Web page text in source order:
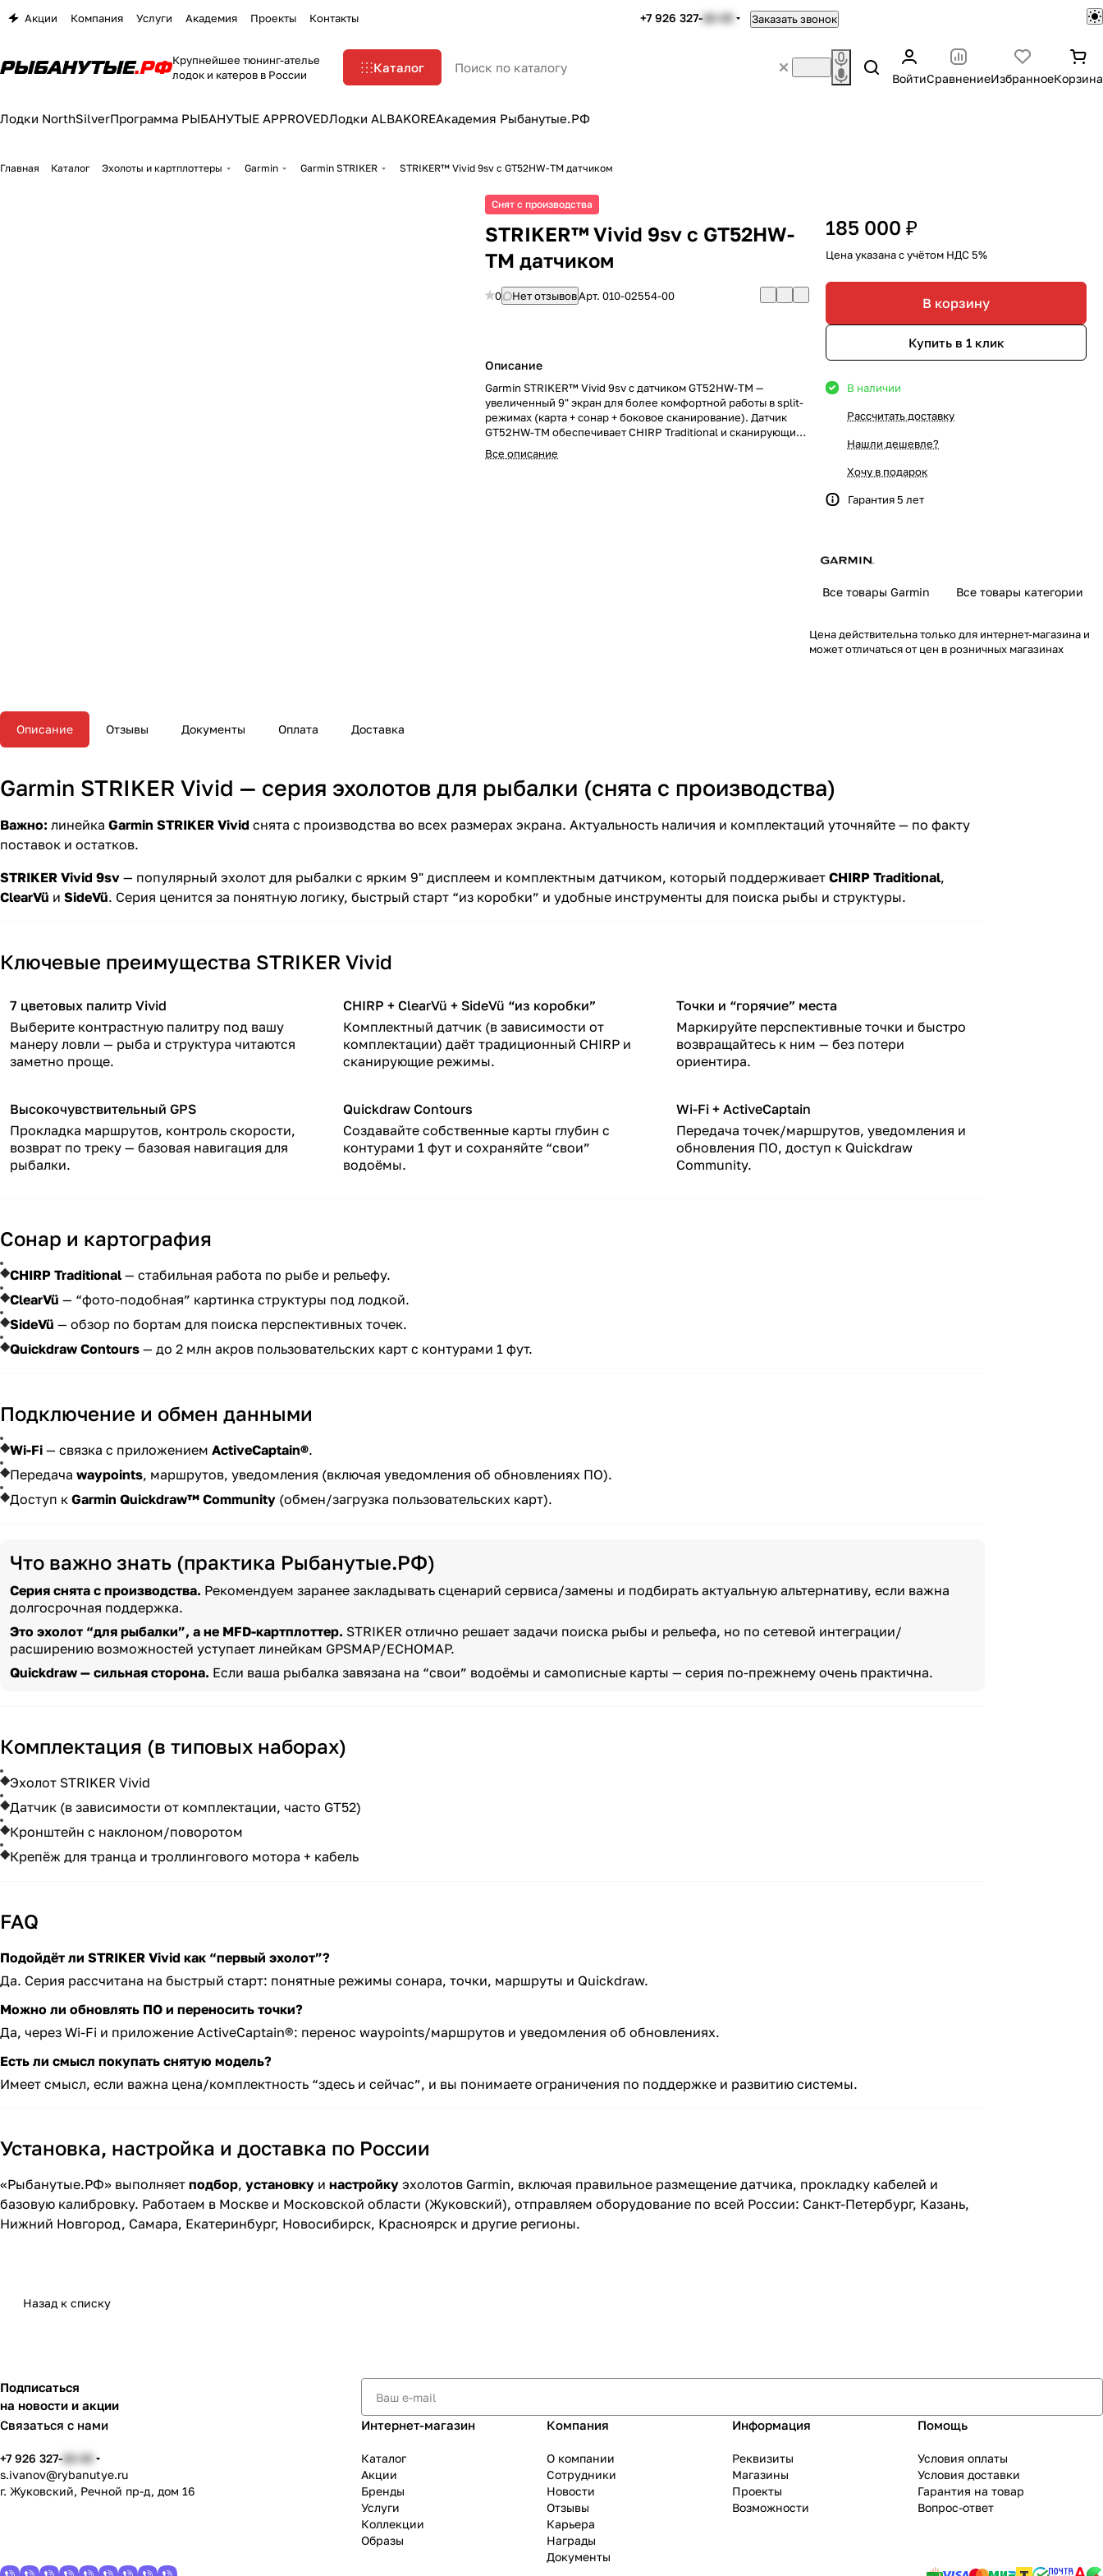
Акции Компания Услуги Академия Проекты Контакты +7 926 327-22-33 Заказать звонок
Крупнейшее тюнинг-ателье
лодок и катеров в России
Каталог
ВойтиСравнениеИзбранноеКорзина
Лодки NorthSilverПрограмма РЫБАНУТЫЕ APPROVEDЛодки ALBAKOREАкадемия Рыбанутые.РФ
Главная Каталог Эхолоты и картплоттеры Garmin Garmin STRIKER STRIKER™ Vivid 9sv c GT52HW-TM датчиком
Снят с производства
STRIKER™ Vivid 9sv c GT52HW-
TM датчиком
0 Нет отзывовАрт.010-02554-00
Описание
Garmin STRIKER™ Vivid 9sv с датчиком GT52HW-TM —
увеличенный 9" экран для более комфортной работы в split-
режимах (карта + сонар + боковое сканирование). Датчик
GT52HW-TM обеспечивает CHIRP Traditional и сканирующие
режимы ClearVü/SideVü, а встроенный GPS и Quickdraw
Contours позволяют создавать собственные карты глубин и
Все описание
185 000 ₽
Цена указана с учётом НДС 5%
В корзину
Купить в 1 клик
В наличии
Рассчитать доставку
Нашли дешевле?
Хочу в подарок
Гарантия 5 лет
Все товары Garmin Все товары категории
Цена действительна только для интернет-магазина и
может отличаться от цен в розничных магазинах
Описание Отзывы Документы Оплата Доставка
Garmin STRIKER Vivid — серия эхолотов для рыбалки (снята с производства)
Важно: линейка Garmin STRIKER Vivid снята с производства во всех размерах экрана. Актуальность наличия и комплектаций уточняйте — по факту
поставок и остатков.
STRIKER Vivid 9sv — популярный эхолот для рыбалки с ярким 9" дисплеем и комплектным датчиком, который поддерживает CHIRP Traditional,
ClearVü и SideVü. Серия ценится за понятную логику, быстрый старт “из коробки” и удобные инструменты для поиска рыбы и структуры.
Ключевые преимущества STRIKER Vivid
7 цветовых палитр Vivid
Выберите контрастную палитру под вашу
манеру ловли — рыба и структура читаются
заметно проще.
CHIRP + ClearVü + SideVü “из коробки”
Комплектный датчик (в зависимости от
комплектации) даёт традиционный CHIRP и
сканирующие режимы.
Точки и “горячие” места
Маркируйте перспективные точки и быстро
возвращайтесь к ним — без потери
ориентира.
Высокочувствительный GPS
Прокладка маршрутов, контроль скорости,
возврат по треку — базовая навигация для
рыбалки.
Quickdraw Contours
Создавайте собственные карты глубин с
контурами 1 фут и сохраняйте “свои”
водоёмы.
Wi-Fi + ActiveCaptain
Передача точек/маршрутов, уведомления и
обновления ПО, доступ к Quickdraw
Community.
Сонар и картография
CHIRP Traditional — стабильная работа по рыбе и рельефу.
ClearVü — “фото-подобная” картинка структуры под лодкой.
SideVü — обзор по бортам для поиска перспективных точек.
Quickdraw Contours — до 2 млн акров пользовательских карт с контурами 1 фут.
Подключение и обмен данными
Wi-Fi — связка с приложением ActiveCaptain®.
Передача waypoints, маршрутов, уведомления (включая уведомления об обновлениях ПО).
Доступ к Garmin Quickdraw™ Community (обмен/загрузка пользовательских карт).
Что важно знать (практика Рыбанутые.РФ)
Серия снята с производства. Рекомендуем заранее закладывать сценарий сервиса/замены и подбирать актуальную альтернативу, если важна
долгосрочная поддержка.
Это эхолот “для рыбалки”, а не MFD-картплоттер. STRIKER отлично решает задачи поиска рыбы и рельефа, но по сетевой интеграции/
расширению возможностей уступает линейкам GPSMAP/ECHOMAP.
Quickdraw — сильная сторона. Если ваша рыбалка завязана на “свои” водоёмы и самописные карты — серия по-прежнему очень практична.
Комплектация (в типовых наборах)
Эхолот STRIKER Vivid
Датчик (в зависимости от комплектации, часто GT52)
Кронштейн с наклоном/поворотом
Крепёж для транца и троллингового мотора + кабель
FAQ
Подойдёт ли STRIKER Vivid как “первый эхолот”?
Да. Серия рассчитана на быстрый старт: понятные режимы сонара, точки, маршруты и Quickdraw.
Можно ли обновлять ПО и переносить точки?
Да, через Wi-Fi и приложение ActiveCaptain®: перенос waypoints/маршрутов и уведомления об обновлениях.
Есть ли смысл покупать снятую модель?
Имеет смысл, если важна цена/комплектность “здесь и сейчас”, и вы понимаете ограничения по поддержке и развитию системы.
Установка, настройка и доставка по России
«Рыбанутые.РФ» выполняет подбор, установку и настройку эхолотов Garmin, включая правильное размещение датчика, прокладку кабелей и
базовую калибровку. Работаем в Москве и Московской области (Жуковский), отправляем оборудование по всей России: Санкт-Петербург, Казань,
Нижний Новгород, Самара, Екатеринбург, Новосибирск, Красноярск и другие регионы.
Назад к списку
Подписаться
на новости и акции
Связаться с нами
+7 926 327-22-33
s.ivanov@rybanutye.ru
г. Жуковский, Речной пр-д, дом 16
Интернет-магазин
Каталог
Акции
Бренды
Услуги
Коллекции
Образы
Компания
О компании
Сотрудники
Новости
Отзывы
Карьера
Награды
Документы
Информация
Реквизиты
Магазины
Проекты
Возможности
Помощь
Условия оплаты
Условия доставки
Гарантия на товар
Вопрос-ответ